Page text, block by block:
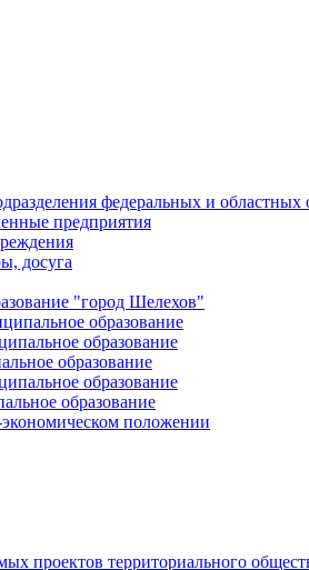
федеральных и областных
предприятия
досуга
"город Шелехов"
образование
образование
образование
образование
образование
положении
проектов территориального